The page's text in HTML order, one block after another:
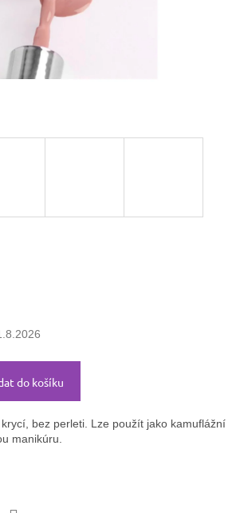
do košíku
bez perleti. Lze použít jako kamuflážní
manikúru.